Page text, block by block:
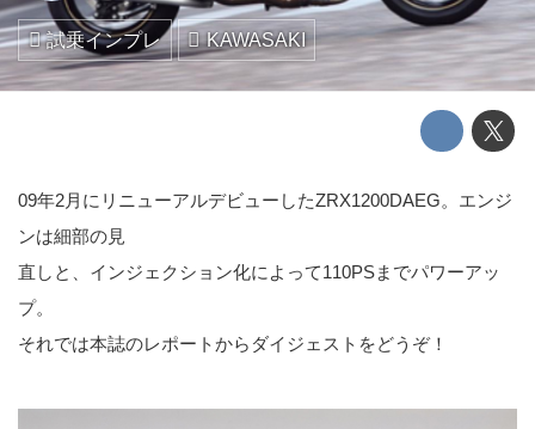
試乗インプレ KAWASAKI
09年2月にリニューアルデビューしたZRX1200DAEG。エンジ
ンは細部の見
直しと、インジェクション化によって110PSまでパワーアッ
プ。
それでは本誌のレポートからダイジェストをどうぞ！